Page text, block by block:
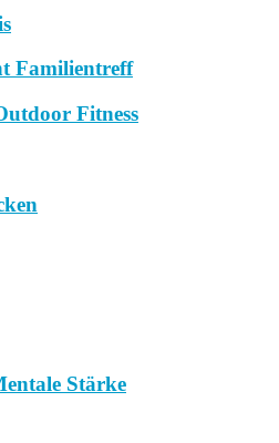
Familientreff
Fitness
Stärke